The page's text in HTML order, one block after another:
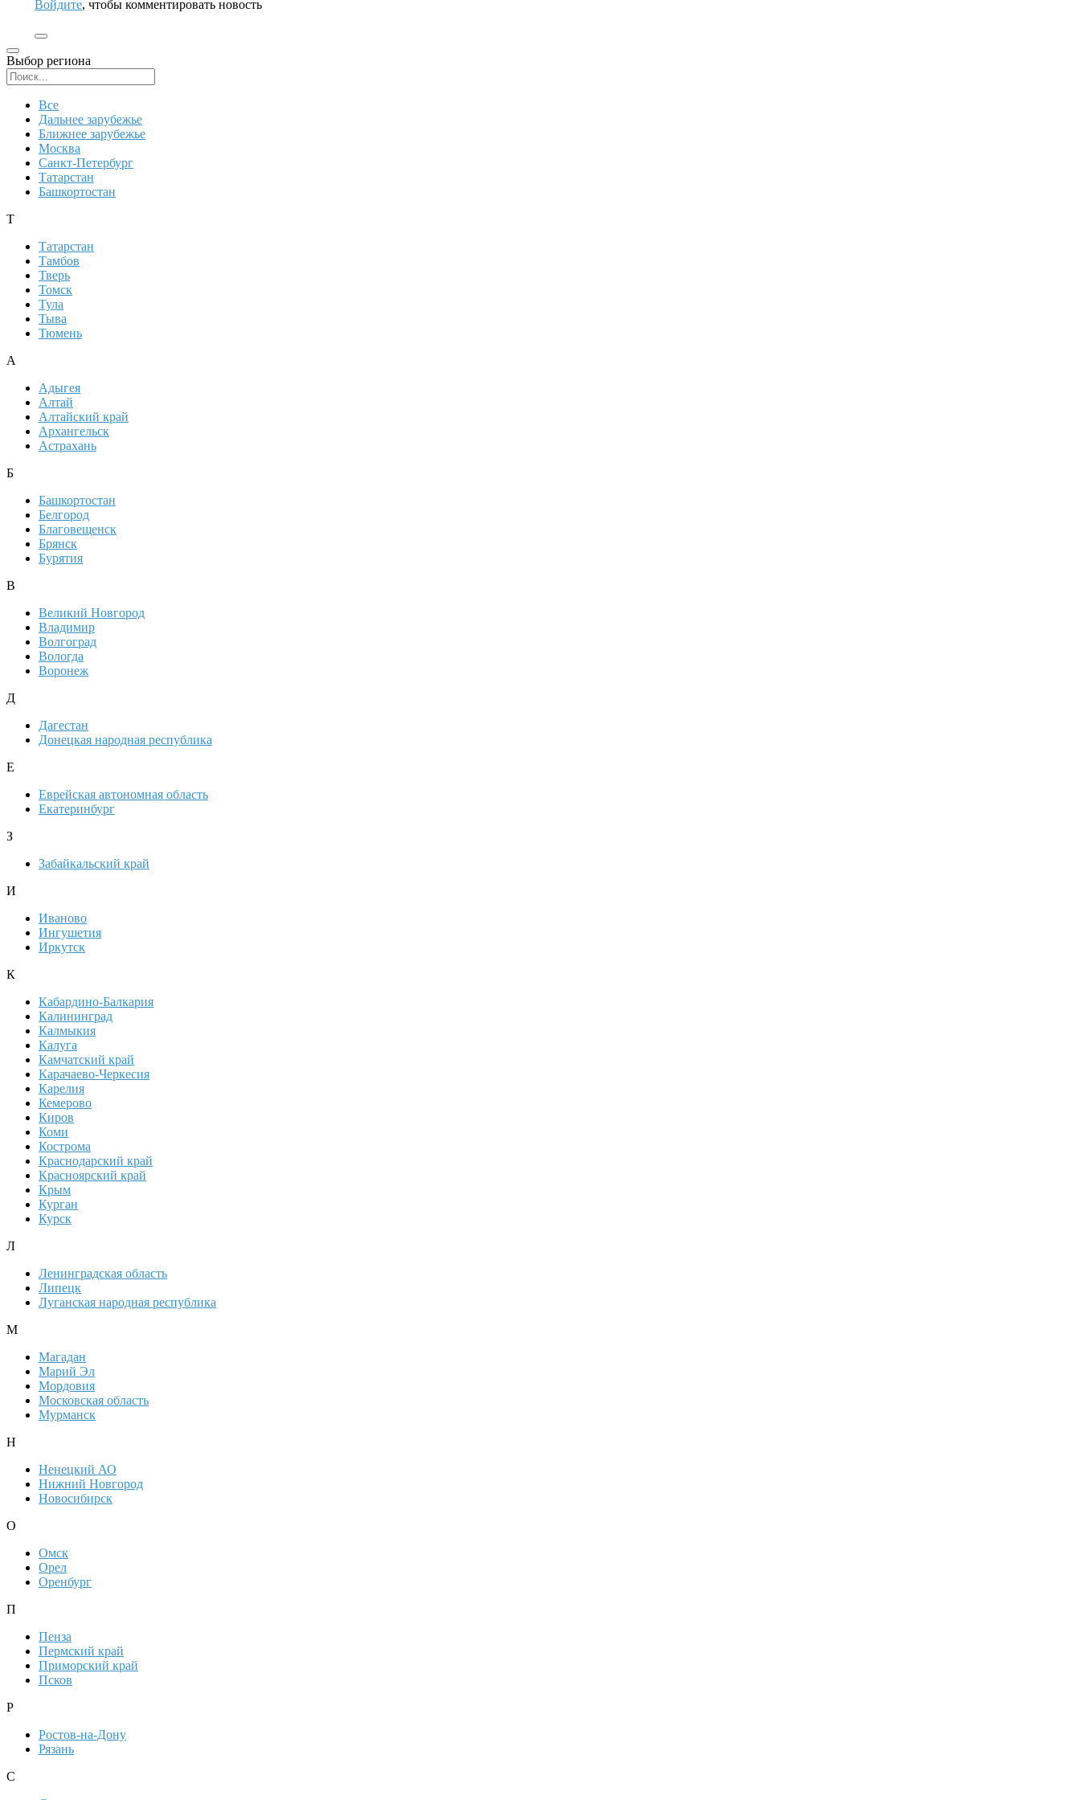
Войдите, чтобы комментировать новость
Выбор региона
Все
Дальнее зарубежье
Ближнее зарубежье
Москва
Санкт-Петербург
Татарстан
Башкортостан
Т
Татарстан
Тамбов
Тверь
Томск
Тула
Тыва
Тюмень
А
Адыгея
Алтай
Алтайский край
Архангельск
Астрахань
Б
Башкортостан
Белгород
Благовещенск
Брянск
Бурятия
В
Великий Новгород
Владимир
Волгоград
Вологда
Воронеж
Д
Дагестан
Донецкая народная республика
Е
Еврейская автономная область
Екатеринбург
З
Забайкальский край
И
Иваново
Ингушетия
Иркутск
К
Кабардино-Балкария
Калининград
Калмыкия
Калуга
Камчатский край
Карачаево-Черкесия
Карелия
Кемерово
Киров
Коми
Кострома
Краснодарский край
Красноярский край
Крым
Курган
Курск
Л
Ленинградская область
Липецк
Луганская народная республика
М
Магадан
Марий Эл
Мордовия
Московская область
Мурманск
Н
Ненецкий АО
Нижний Новгород
Новосибирск
О
Омск
Орел
Оренбург
П
Пенза
Пермский край
Приморский край
Псков
Р
Ростов-на-Дону
Рязань
С